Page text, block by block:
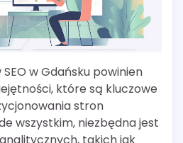
w Gdańsku powinien
które są kluczowe
stron
wszystkim, niezbędna jest